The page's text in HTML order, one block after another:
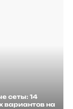
сеты: 14
вариантов на